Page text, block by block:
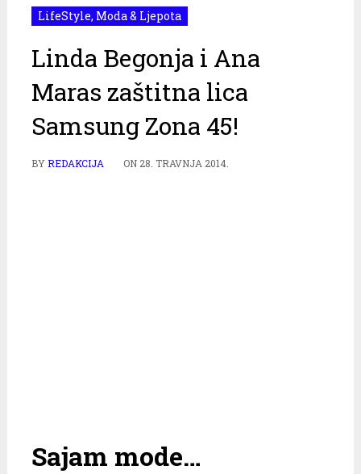
LifeStyle, Moda & Ljepota
Linda Begonja i Ana
Maras zaštitna lica
Samsung Zona 45!
BYREDAKCIJA ON 28. TRAVNJA 2014.
Sajam mode…